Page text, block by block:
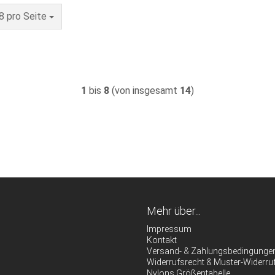
pro Seite
Seite
1 bis 8 (von insgesamt 14)
Mehr über...
Impressum
Kontakt
Versand- &
Widerrufsrecht & Muster-